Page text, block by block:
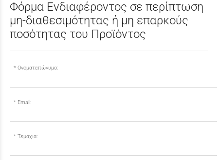
Φόρμα Ενδιαφέροντος σε περίπτωση
μη-διαθεσιμότητας ή μη επαρκούς
ποσότητας του Προϊόντος
Ονοματεπώνυμο:
Email:
Τεμάχια: